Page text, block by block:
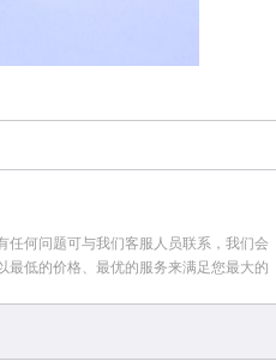
任何问题可与我们客服人员联系，我们会
最低的价格、最优的服务来满足您最大的